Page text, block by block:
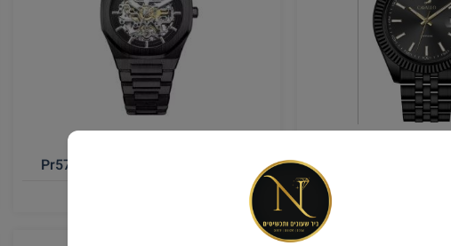
שעון Pierre Richardson לגבר Pr5724
1,990